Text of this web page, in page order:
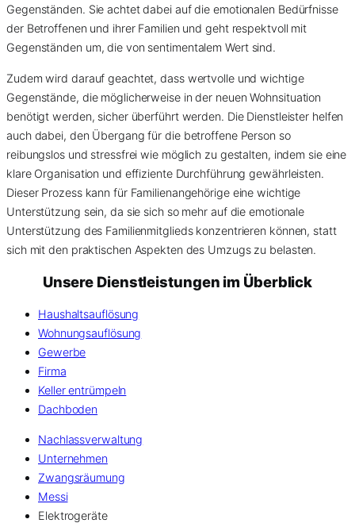
Gegenständen. Sie achtet dabei auf die emotionalen Bedürfnisse
der Betroffenen und ihrer Familien und geht respektvoll mit
Gegenständen um, die von sentimentalem Wert sind.
Zudem wird darauf geachtet, dass wertvolle und wichtige
Gegenstände, die möglicherweise in der neuen Wohnsituation
benötigt werden, sicher überführt werden. Die Dienstleister helfen
auch dabei, den Übergang für die betroffene Person so
reibungslos und stressfrei wie möglich zu gestalten, indem sie eine
klare Organisation und effiziente Durchführung gewährleisten.
Dieser Prozess kann für Familienangehörige eine wichtige
Unterstützung sein, da sie sich so mehr auf die emotionale
Unterstützung des Familienmitglieds konzentrieren können, statt
sich mit den praktischen Aspekten des Umzugs zu belasten.
Unsere Dienstleistungen im Überblick
Haushaltsauflösung
Wohnungsauflösung
Gewerbe
Firma
Keller entrümpeln
Dachboden
Nachlassverwaltung
Unternehmen
Zwangsräumung
Messi
Elektrogeräte